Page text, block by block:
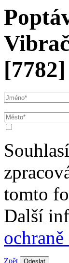
[7782]
tomto
Další
Zpět Odeslat